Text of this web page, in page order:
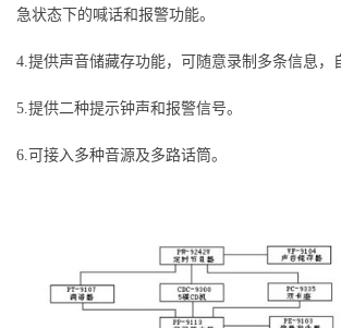
急状态下的喊话和报警功能。
4.提供声音储藏存功能，可随意录制多条信息，
5.提供二种提示钟声和报警信号。
6.可接入多种音源及多路话筒。